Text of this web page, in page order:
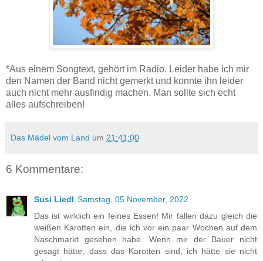
*Aus einem Songtext, gehört im Radio. Leider habe ich mir
den Namen der Band nicht gemerkt und konnte ihn leider
auch nicht mehr ausfindig machen. Man sollte sich echt
alles aufschreiben!
Das Mädel vom Land um 21:41:00
6 Kommentare:
Susi Liedl Samstag, 05 November, 2022
Das ist wirklich ein feines Essen! Mir fallen dazu gleich die
weißen Karotten ein, die ich vor ein paar Wochen auf dem
Naschmarkt gesehen habe. Wenn mir der Bauer nicht
gesagt hätte, dass das Karotten sind, ich hätte sie nicht